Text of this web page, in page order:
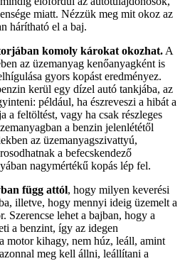
miatt. Nézzük meg mit okoz az
hárítható el a baj.
komoly károkat okozhat. A
az üzemanyag kenőanyagként is
gyors kopást eredményez.
kerül egy dízel autó tankjába, az
például, ha észreveszi a hibát a
a feltöltést, vagy ha csak részleges
a benzin jelenlététől
az üzemanyagszivattyú,
a befecskendező
nagymértékű kopás lép fel.
függ attól, hogy milyen keverési
illetve, hogy mennyi ideig üzemelt a
Szerencse lehet a bajban, hogy a
a benzint, így az idegen
motor kihagy, nem húz, leáll, amint
meg kell állni, leállítani a